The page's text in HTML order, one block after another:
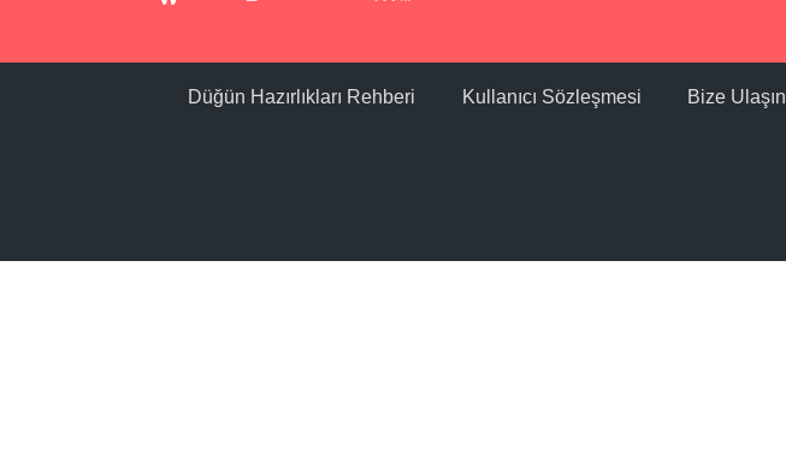
Düğün Hazırlıkları Rehberi Kullanıcı Sözleşmesi Bize Ulaşın